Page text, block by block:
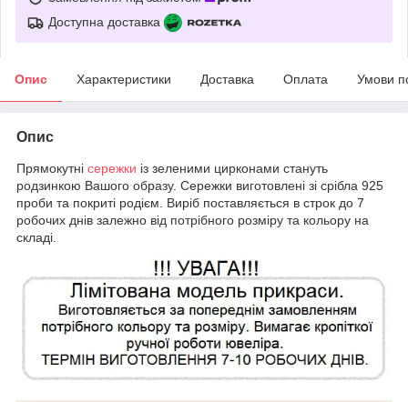
Доступна доставка
Опис Характеристики Доставка Оплата Умови
Опис
Прямокутні сережки із зеленими цирконами стануть
родзинкою Вашого образу. Сережки виготовлені зі срібла 925
проби та покриті родієм. Виріб поставляється в строк до 7
робочих днів залежно від потрібного розміру та кольору на
складі.